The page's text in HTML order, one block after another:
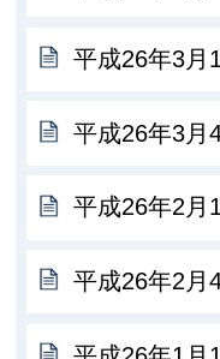
平成26年3月
平成26年3月
平成26年2月
平成26年2月